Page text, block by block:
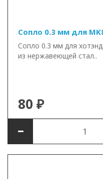
Сопло 0.3 мм для
Сопло 0.3 мм для
из нержавеющей стал..
80 ₽